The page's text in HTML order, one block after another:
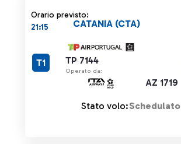
Orario previsto:
21:15
TP 7144
Operato da:
AZ 1719
CATANIA (CTA)
T1
Stato volo:Schedulato